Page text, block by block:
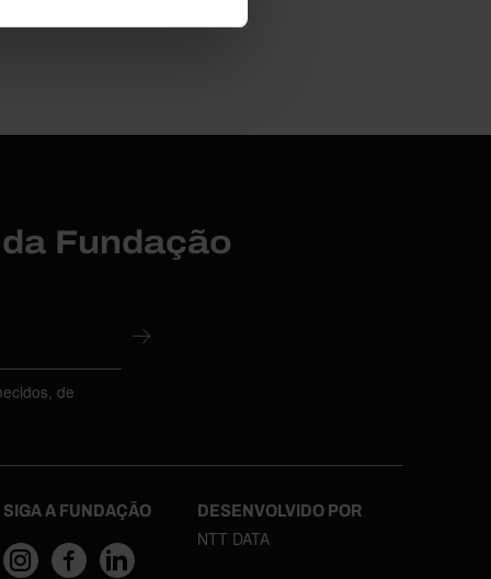
Fundação
de
SIGA A FUNDAÇÃO DESENVOLVIDO POR
NTT DATA